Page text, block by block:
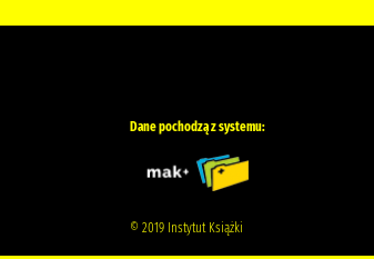
Dane pochodzą z systemu:
© 2019 Instytut Książki